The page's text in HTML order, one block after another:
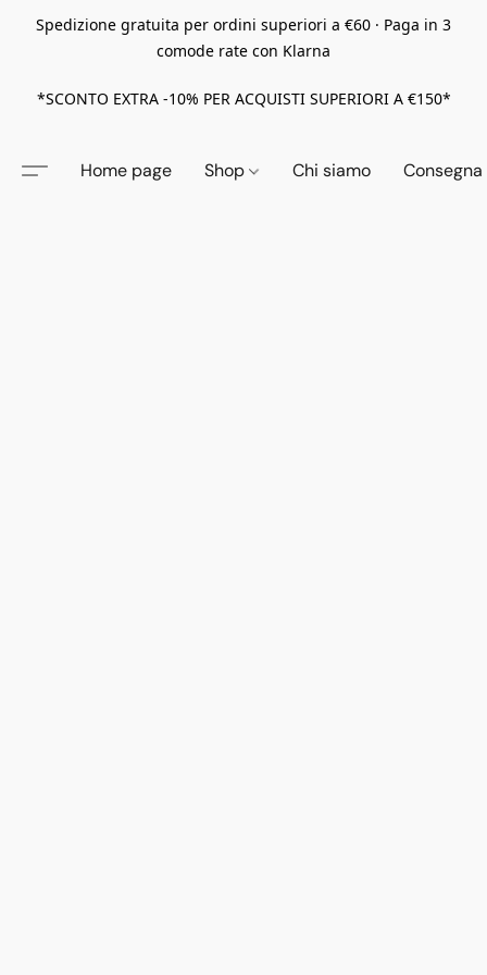
Spedizione gratuita per ordini superiori a €60 · Paga in 3
comode rate con Klarna
*SCONTO EXTRA -10% PER ACQUISTI SUPERIORI A €150*
Home page Shop Chi siamo Consegna